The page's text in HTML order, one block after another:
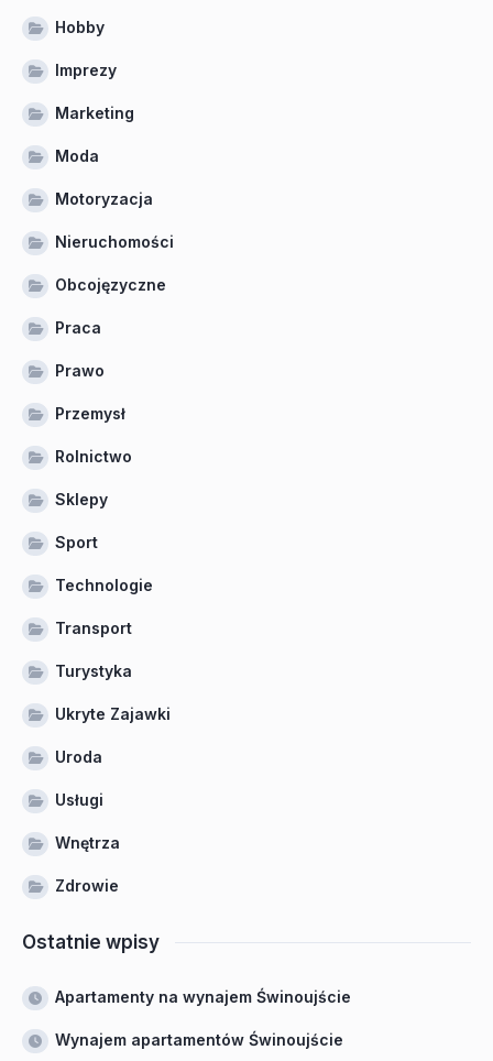
Hobby
Imprezy
Marketing
Moda
Motoryzacja
Nieruchomości
Obcojęzyczne
Praca
Prawo
Przemysł
Rolnictwo
Sklepy
Sport
Technologie
Transport
Turystyka
Ukryte Zajawki
Uroda
Usługi
Wnętrza
Zdrowie
Ostatnie wpisy
Apartamenty na wynajem Świnoujście
Wynajem apartamentów Świnoujście